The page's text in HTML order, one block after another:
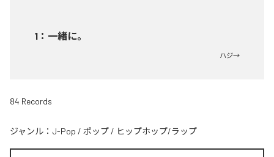
1 ： 一緒に。
ハジ→
84 Records
ジャンル： J-Pop / ポップ / ヒップホップ/ラップ